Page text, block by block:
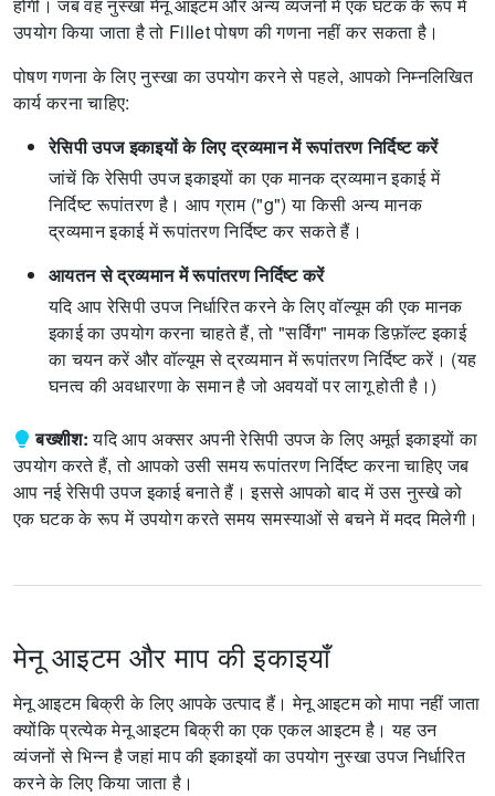
उपयोग किया जाता है तो Fillet पोषण की गणना नहीं कर सकता है।
पोषण गणना के लिए नुस्खा का उपयोग करने से पहले, आपको निम्नलिखित
कार्य करना चाहिए:
रेसिपी उपज इकाइयों के लिए द्रव्यमान में रूपांतरण निर्दिष्ट करें
जांचें कि रेसिपी उपज इकाइयों का एक मानक द्रव्यमान इकाई में
निर्दिष्ट रूपांतरण है। आप ग्राम ("g") या किसी अन्य मानक
द्रव्यमान इकाई में रूपांतरण निर्दिष्ट कर सकते हैं।
आयतन से द्रव्यमान में रूपांतरण निर्दिष्ट करें
यदि आप रेसिपी उपज निर्धारित करने के लिए वॉल्यूम की एक मानक
इकाई का उपयोग करना चाहते हैं, तो "सर्विंग" नामक डिफ़ॉल्ट इकाई
का चयन करें और वॉल्यूम से द्रव्यमान में रूपांतरण निर्दिष्ट करें। (यह
घनत्व की अवधारणा के समान है जो अवयवों पर लागू होती है।)
बख्शीश: यदि आप अक्सर अपनी रेसिपी उपज के लिए अमूर्त इकाइयों का
उपयोग करते हैं, तो आपको उसी समय रूपांतरण निर्दिष्ट करना चाहिए जब
आप नई रेसिपी उपज इकाई बनाते हैं। इससे आपको बाद में उस नुस्खे को
एक घटक के रूप में उपयोग करते समय समस्याओं से बचने में मदद मिलेगी।
मेनू आइटम और माप की इकाइयाँ
मेनू आइटम बिक्री के लिए आपके उत्पाद हैं। मेनू आइटम को मापा नहीं जाता
क्योंकि प्रत्येक मेनू आइटम बिक्री का एक एकल आइटम है। यह उन
व्यंजनों से भिन्न है जहां माप की इकाइयों का उपयोग नुस्खा उपज निर्धारित
करने के लिए किया जाता है।